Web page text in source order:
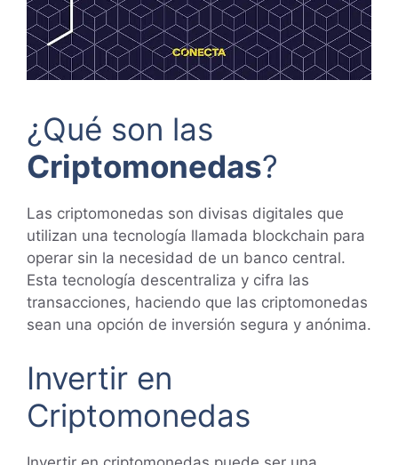
¿Qué son las
Criptomonedas?
Las criptomonedas son divisas digitales que
utilizan una tecnología llamada blockchain para
operar sin la necesidad de un banco central.
Esta tecnología descentraliza y cifra las
transacciones, haciendo que las criptomonedas
sean una opción de inversión segura y anónima.
Invertir en
Criptomonedas